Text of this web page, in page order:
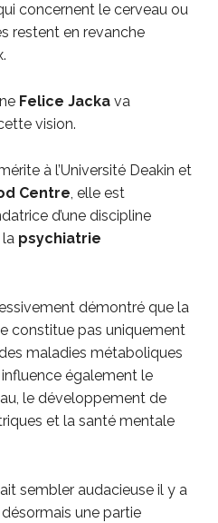
concernent le cerveau ou
restent en revanche
Felice Jacka va
vision.
à l’Université Deakin et
Centre, elle est
d’une discipline
la psychiatrie
démontré que la
constitue pas uniquement
maladies métaboliques
également le
le développement de
et la santé mentale
sembler audacieuse il y a
une partie